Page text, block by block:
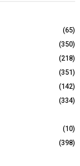
(65)
(350)
(218)
(351)
(142)
(334)
(10)
(398)